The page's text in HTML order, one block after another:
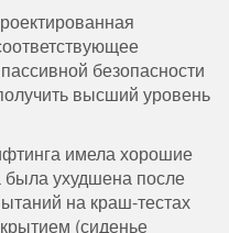
безопасности
высший уровень
имела хорошие
была ухудшена после
на краш-тестах
(сиденье